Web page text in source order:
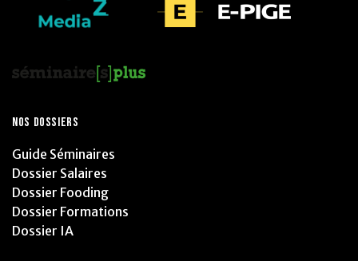
NOS DOSSIERS
Guide Séminaires
Dossier Salaires
Dossier Fooding
Dossier Formations
Dossier IA